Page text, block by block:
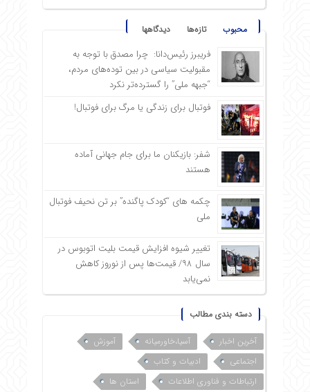
محبوب تازه‌ها دیدگاهها
فریبرز رئیس‌دانا: چرا مصدق با توجه به
مقبولیت سیاسی در بین توده‌های مردم،
“جبهه ملی” را گسترده‌تر نکرد
فوتبال برای زندگی یا مرگ برای فوتبال!
شفر: بازیکنان ما برای جام جهانی آماده
هستند
چکمه های “کودک پاگنده” بر تن نحیف فوتبال
ملی
تغییر شیوه افزایش قیمت بلیت اتوبوس در
سال ۹۸/ قیمت‌ها پس از نوروز کاهش
نمی‌یابد
دسته بندی مطالب
آخرین اخبار آسیا،خاورمیانه
آموزش
اجتماعی
ادبیات و کتاب
ارتباطات و فناوری اطلاعات
استان ها